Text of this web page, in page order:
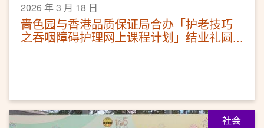
2026 年 3 月 18 日
啬色园与香港品质保证局合办「护老技巧
之吞咽障碍护理网上课程计划」结业礼圆
社会